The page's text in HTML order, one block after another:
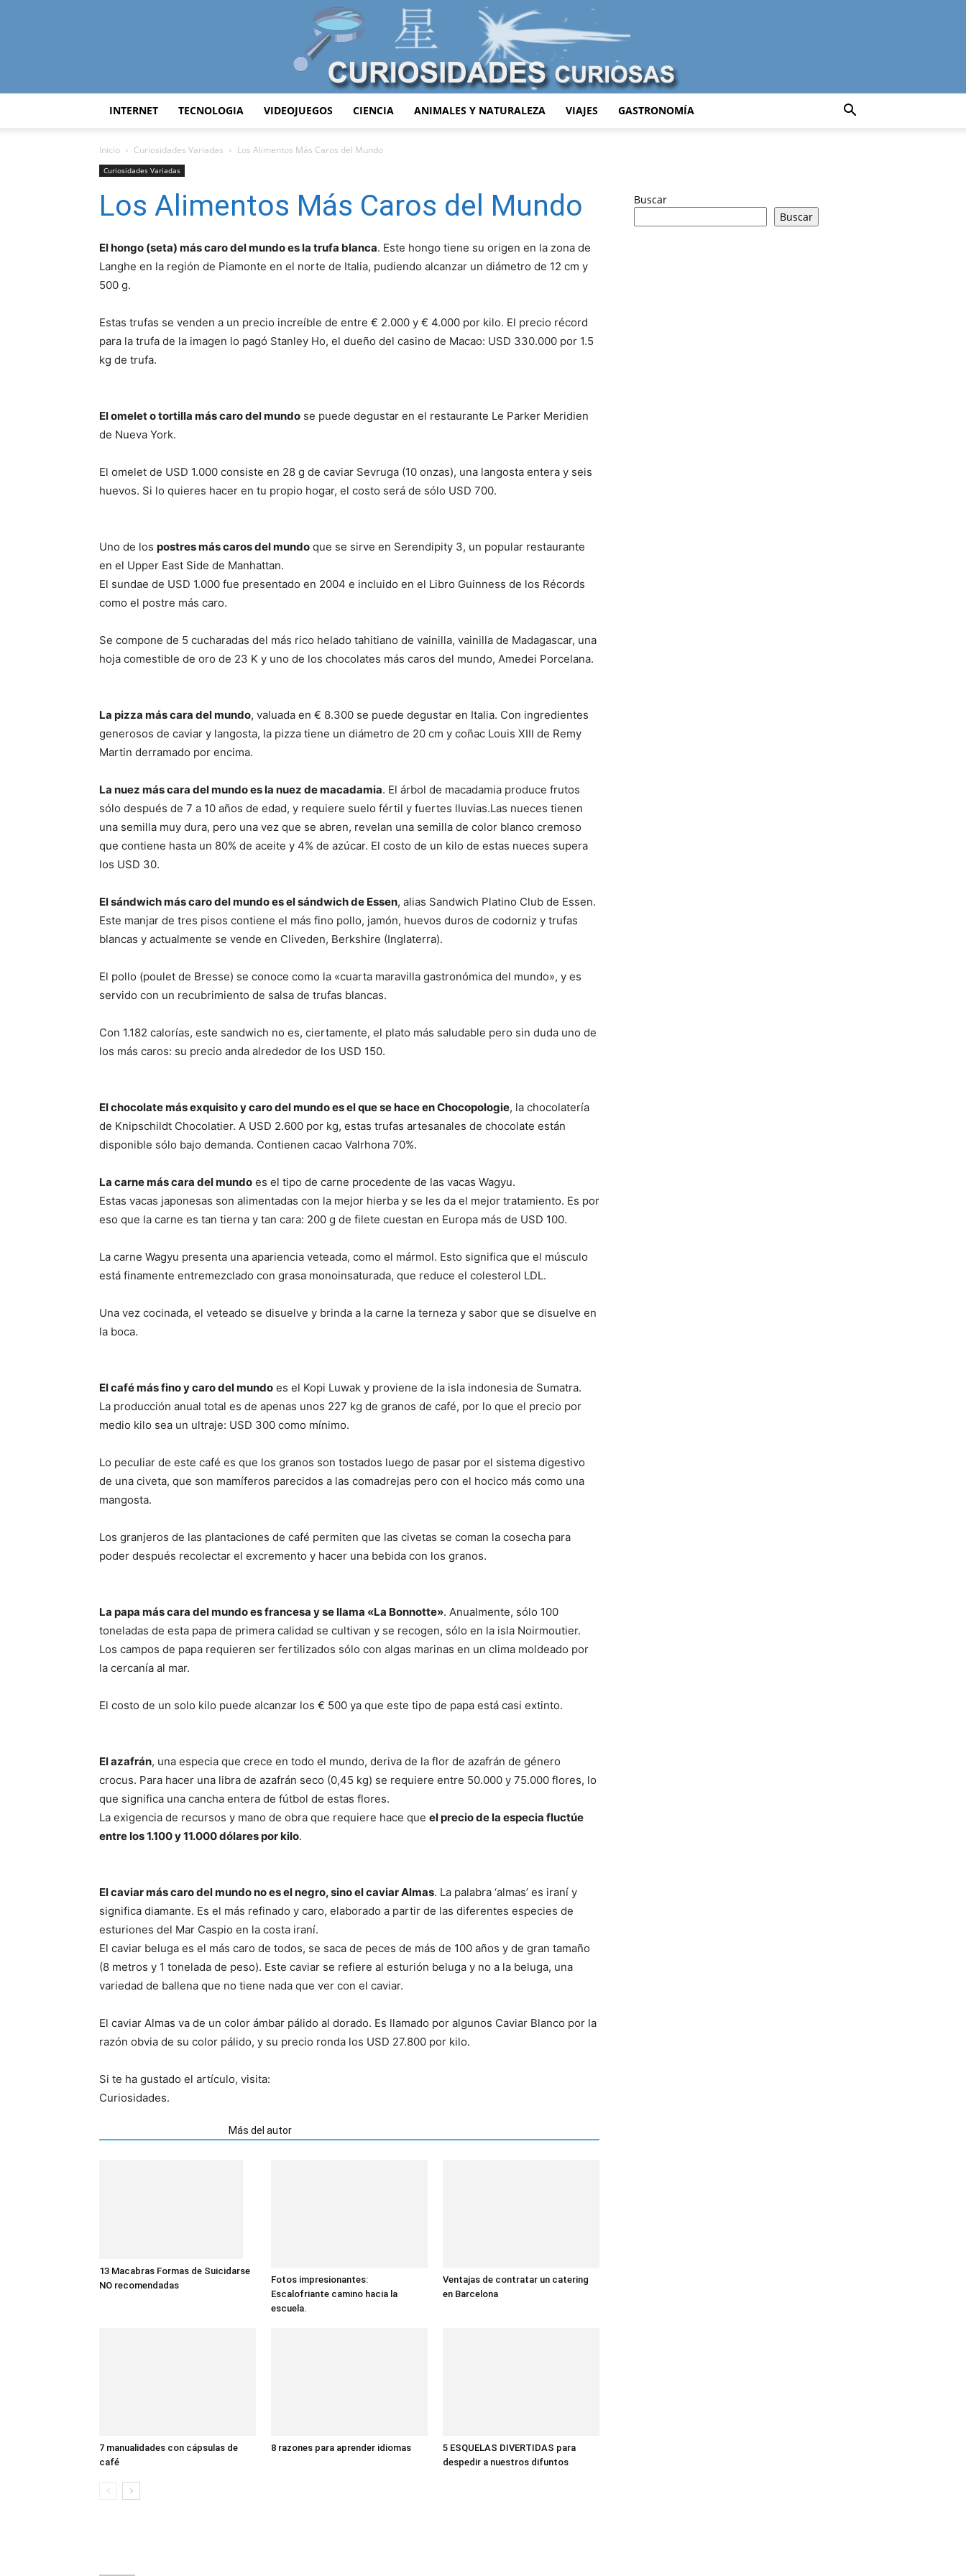
del
Mundo
INTERNET TECNOLOGIA VIDEOJUEGOS CIENCIA ANIMALES Y NATURALEZA VIAJES GASTRONOMÍA
Inicio Curiosidades Variadas Los Alimentos Más Caros del Mundo
Curiosidades Variadas
Los Alimentos Más Caros del Mundo
El hongo (seta) más caro del mundo es la trufa blanca. Este hongo tiene su origen en la zona de
Langhe en la región de Piamonte en el norte de Italia, pudiendo alcanzar un diámetro de 12 cm y
500 g.
Estas trufas se venden a un precio increíble de entre € 2.000 y € 4.000 por kilo. El precio récord
para la trufa de la imagen lo pagó Stanley Ho, el dueño del casino de Macao: USD 330.000 por 1.5
kg de trufa.
El omelet o tortilla más caro del mundo se puede degustar en el restaurante Le Parker Meridien
de Nueva York.
El omelet de USD 1.000 consiste en 28 g de caviar Sevruga (10 onzas), una langosta entera y seis
huevos. Si lo quieres hacer en tu propio hogar, el costo será de sólo USD 700.
Uno de los postres más caros del mundo que se sirve en Serendipity 3, un popular restaurante
en el Upper East Side de Manhattan.
El sundae de USD 1.000 fue presentado en 2004 e incluido en el Libro Guinness de los Récords
como el postre más caro.
Se compone de 5 cucharadas del más rico helado tahitiano de vainilla, vainilla de Madagascar, una
hoja comestible de oro de 23 K y uno de los chocolates más caros del mundo, Amedei Porcelana.
La pizza más cara del mundo, valuada en € 8.300 se puede degustar en Italia. Con ingredientes
generosos de caviar y langosta, la pizza tiene un diámetro de 20 cm y coñac Louis XIII de Remy
Martin derramado por encima.
La nuez más cara del mundo es la nuez de macadamia. El árbol de macadamia produce frutos
sólo después de 7 a 10 años de edad, y requiere suelo fértil y fuertes lluvias.Las nueces tienen
una semilla muy dura, pero una vez que se abren, revelan una semilla de color blanco cremoso
que contiene hasta un 80% de aceite y 4% de azúcar. El costo de un kilo de estas nueces supera
los USD 30.
El sándwich más caro del mundo es el sándwich de Essen, alias Sandwich Platino Club de Essen.
Este manjar de tres pisos contiene el más fino pollo, jamón, huevos duros de codorniz y trufas
blancas y actualmente se vende en Cliveden, Berkshire (Inglaterra).
El pollo (poulet de Bresse) se conoce como la «cuarta maravilla gastronómica del mundo», y es
servido con un recubrimiento de salsa de trufas blancas.
Con 1.182 calorías, este sandwich no es, ciertamente, el plato más saludable pero sin duda uno de
los más caros: su precio anda alrededor de los USD 150.
El chocolate más exquisito y caro del mundo es el que se hace en Chocopologie, la chocolatería
de Knipschildt Chocolatier. A USD 2.600 por kg, estas trufas artesanales de chocolate están
disponible sólo bajo demanda. Contienen cacao Valrhona 70%.
La carne más cara del mundo es el tipo de carne procedente de las vacas Wagyu.
Estas vacas japonesas son alimentadas con la mejor hierba y se les da el mejor tratamiento. Es por
eso que la carne es tan tierna y tan cara: 200 g de filete cuestan en Europa más de USD 100.
La carne Wagyu presenta una apariencia veteada, como el mármol. Esto significa que el músculo
está finamente entremezclado con grasa monoinsaturada, que reduce el colesterol LDL.
Una vez cocinada, el veteado se disuelve y brinda a la carne la terneza y sabor que se disuelve en
la boca.
El café más fino y caro del mundo es el Kopi Luwak y proviene de la isla indonesia de Sumatra.
La producción anual total es de apenas unos 227 kg de granos de café, por lo que el precio por
medio kilo sea un ultraje: USD 300 como mínimo.
Lo peculiar de este café es que los granos son tostados luego de pasar por el sistema digestivo
de una civeta, que son mamíferos parecidos a las comadrejas pero con el hocico más como una
mangosta.
Los granjeros de las plantaciones de café permiten que las civetas se coman la cosecha para
poder después recolectar el excremento y hacer una bebida con los granos.
La papa más cara del mundo es francesa y se llama «La Bonnotte». Anualmente, sólo 100
toneladas de esta papa de primera calidad se cultivan y se recogen, sólo en la isla Noirmoutier.
Los campos de papa requieren ser fertilizados sólo con algas marinas en un clima moldeado por
la cercanía al mar.
El costo de un solo kilo puede alcanzar los € 500 ya que este tipo de papa está casi extinto.
El azafrán, una especia que crece en todo el mundo, deriva de la flor de azafrán de género
crocus. Para hacer una libra de azafrán seco (0,45 kg) se requiere entre 50.000 y 75.000 flores, lo
que significa una cancha entera de fútbol de estas flores.
La exigencia de recursos y mano de obra que requiere hace que el precio de la especia fluctúe
entre los 1.100 y 11.000 dólares por kilo.
El caviar más caro del mundo no es el negro, sino el caviar Almas. La palabra ‘almas’ es iraní y
significa diamante. Es el más refinado y caro, elaborado a partir de las diferentes especies de
esturiones del Mar Caspio en la costa iraní.
El caviar beluga es el más caro de todos, se saca de peces de más de 100 años y de gran tamaño
(8 metros y 1 tonelada de peso). Este caviar se refiere al esturión beluga y no a la beluga, una
variedad de ballena que no tiene nada que ver con el caviar.
El caviar Almas va de un color ámbar pálido al dorado. Es llamado por algunos Caviar Blanco por la
razón obvia de su color pálido, y su precio ronda los USD 27.800 por kilo.
Si te ha gustado el artículo, visita:
Curiosidades.
Más del autor
13 Macabras Formas de Suicidarse
NO recomendadas
Fotos impresionantes:
Escalofriante camino hacia la
escuela.
Ventajas de contratar un catering
en Barcelona
7 manualidades con cápsulas de
café
8 razones para aprender idiomas
5 ESQUELAS DIVERTIDAS para
despedir a nuestros difuntos
Buscar
Buscar